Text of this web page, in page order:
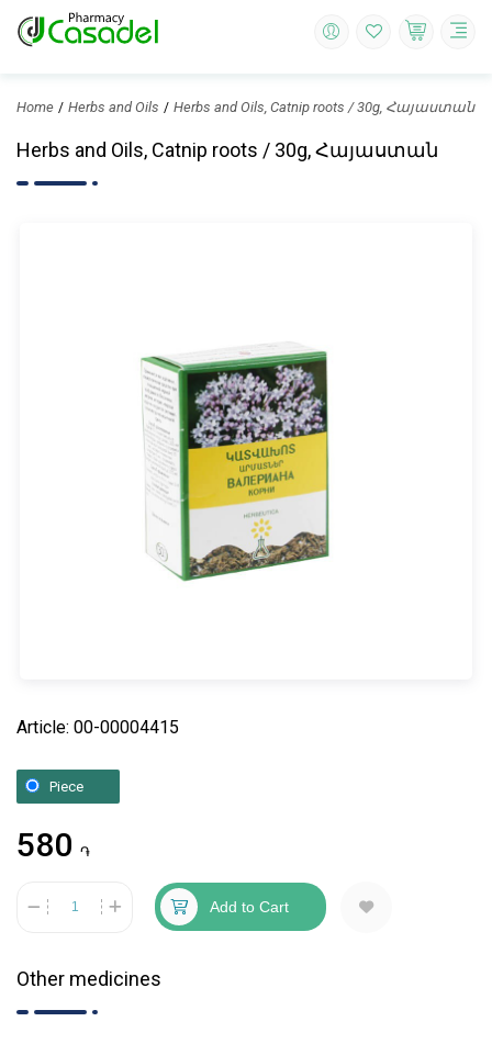
Home Herbs and Oils Herbs and Oils, Catnip roots / 30g, Հայաստան
Herbs and Oils, Catnip roots / 30g, Հայաստան
Article: 00-00004415
Piece
580 ֏
Add to Cart
Other medicines